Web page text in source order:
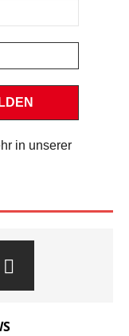
in unserer